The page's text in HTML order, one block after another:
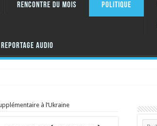
RENCONTRE DU MOIS Politique
REPORTAGE AUDIO
à l’Ukraine